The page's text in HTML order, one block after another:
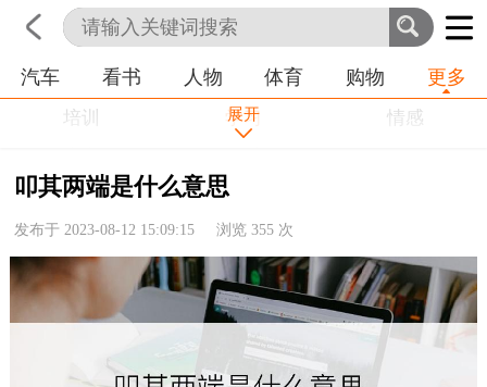
首页 科技 生活 职业
汽车 看书 人物 体育 购物 更多
培训 学习
情感
农业
命理
健康
历史
展开
叩其两端是什么意思
发布于 2023-08-12 15:09:15 浏览355 次